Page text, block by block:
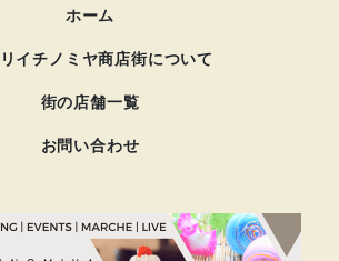
ホーム
イチノミヤ商店街について
街の店舗一覧
お問い合わせ